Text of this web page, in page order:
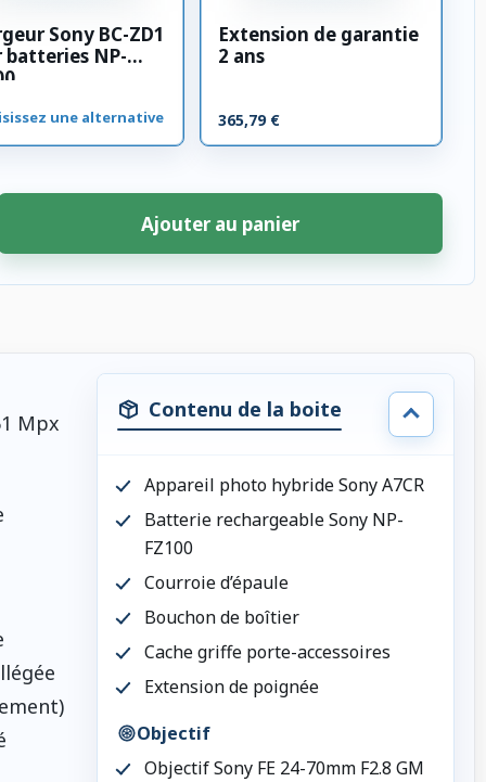
Sony BC-ZD1
batteries NP-
une alternative
Extension de garantie
2 ans
365,79 €
Ajouter au panier
Mpx
Contenu de la boite
Appareil photo hybride Sony A7CR
Batterie rechargeable Sony NP-
FZ100
Courroie d’épaule
Bouchon de boîtier
Cache griffe porte-accessoires
Extension de poignée
Objectif
Objectif Sony FE 24-70mm F2.8 GM